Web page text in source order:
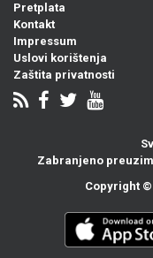
Pretplata
Kontakt
Impressum
Uslovi korištenja
Zaštita privatnosti
Zabranjeno
Copyright ©